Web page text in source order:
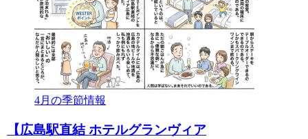
4月の季節情報
【広島駅直結 ホテルグランヴィア